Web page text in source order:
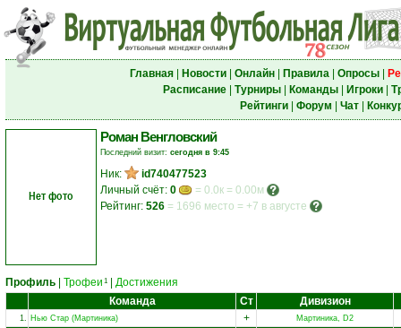
Главная| Новости| Онлайн| Правила| Опросы|
Расписание| Турниры| Команды| Игроки|
Рейтинги| Форум Чат|
Нет фото
Роман Венгловский
Последний визит: сегодня в 9:45
Ник:
id740477523
Личный счёт: 0
= 0.0к = 0.00м
Рейтинг: 526 = 1696 место = +7 в августе
Профиль Трофеи 1
Достижения
Команда
Ст Дивизион
1. Нью Стар (Мартиника) + Мартиника, D2